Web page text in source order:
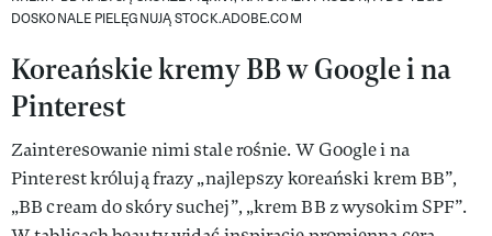
DOSKONALE PIELĘGNUJĄSTOCK.ADOBE.COM
Koreańskie kremy BB w Google i na
Pinterest
Zainteresowanie nimi stale rośnie. W Google i na
Pinterest królują frazy „najlepszy koreański krem BB”,
„BB cream do skóry suchej”, „krem BB z wysokim SPF”.